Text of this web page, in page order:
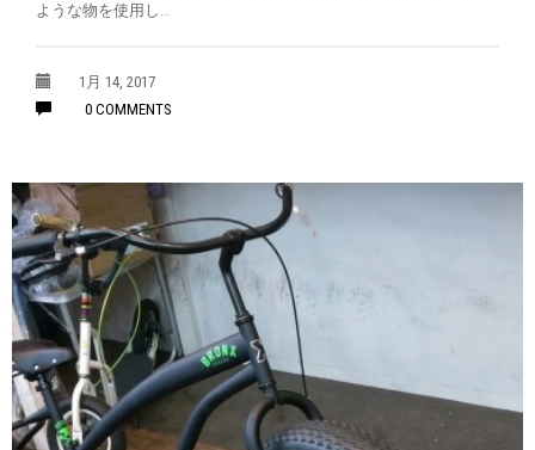
ような物を使用し…
1月 14, 2017
0 COMMENTS